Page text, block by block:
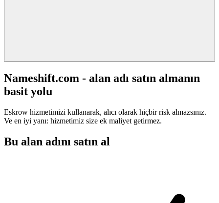
Nameshift.com - alan adı satın almanın
basit yolu
Eskrow hizmetimizi kullanarak, alıcı olarak hiçbir risk almazsınız.
Ve en iyi yanı: hizmetimiz size ek maliyet getirmez.
Bu alan adını satın al